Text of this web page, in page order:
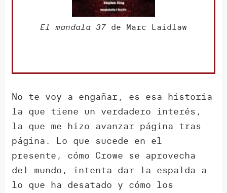
El mandala 37 de Marc Laidlaw
No te voy a engañar, es esa historia
la que tiene un verdadero interés,
la que me hizo avanzar página tras
página. Lo que sucede en el
presente, cómo Crowe se aprovecha
del mundo, intenta dar la espalda a
lo que ha desatado y cómo los